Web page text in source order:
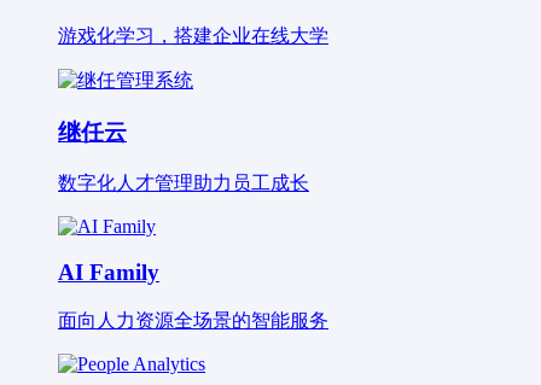
游戏化学习，搭建企业在线大学
继任云
数字化人才管理助力员工成长
AI Family
面向人力资源全场景的智能服务